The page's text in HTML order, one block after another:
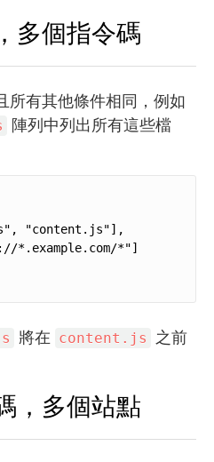
多個指令碼
所有其他條件相同，例如
陣列中列出所有這些檔
"content.js"],
*.example.com/*"]
將在 content.js
之前
，多個站點